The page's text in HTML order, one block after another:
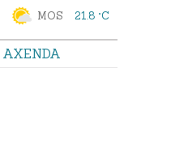
MOS 21.8 °C
AXENDA